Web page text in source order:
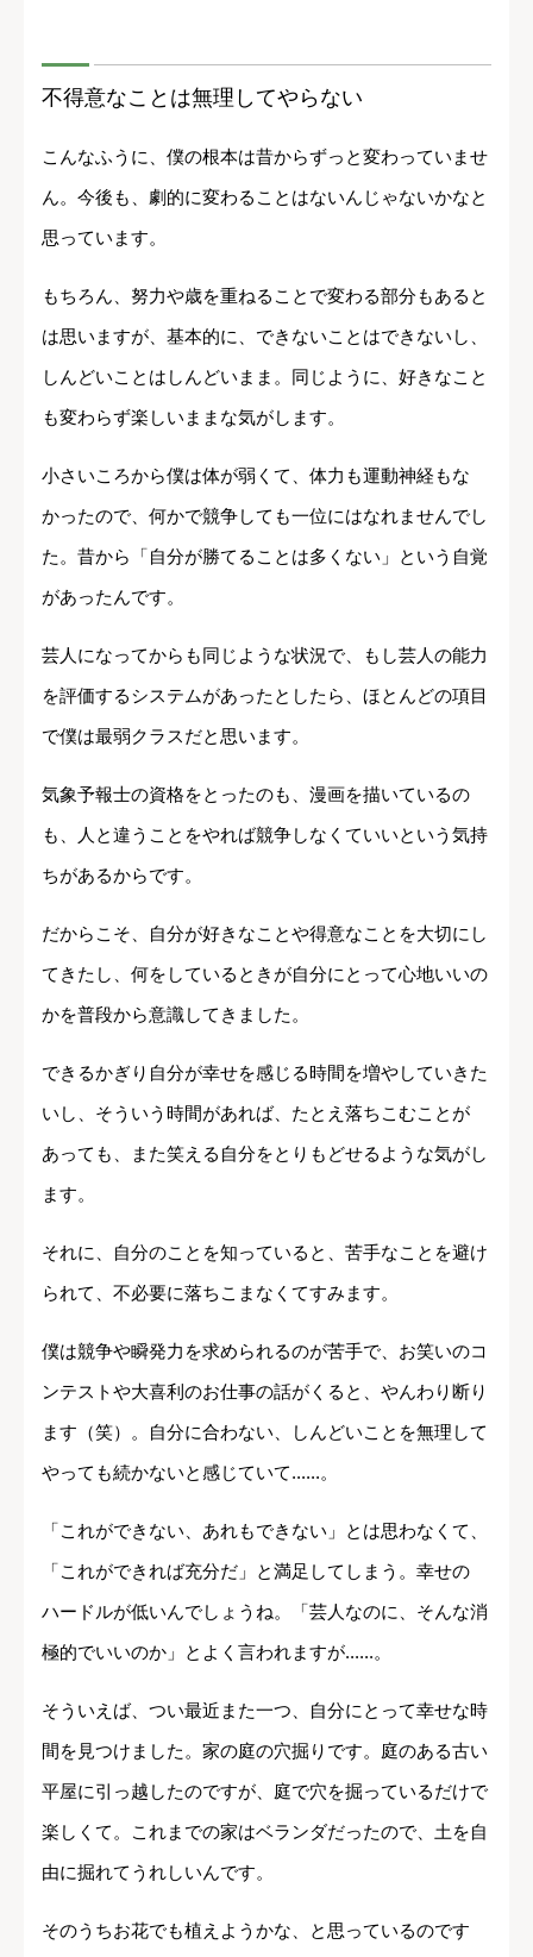
不得意なことは無理してやらない
こんなふうに、僕の根本は昔からずっと変わっていませ
ん。今後も、劇的に変わることはないんじゃないかなと
思っています。
もちろん、努力や歳を重ねることで変わる部分もあると
は思いますが、基本的に、できないことはできないし、
しんどいことはしんどいまま。同じように、好きなこと
も変わらず楽しいままな気がします。
小さいころから僕は体が弱くて、体力も運動神経もな
かったので、何かで競争しても一位にはなれませんでし
た。昔から「自分が勝てることは多くない」という自覚
があったんです。
芸人になってからも同じような状況で、もし芸人の能力
を評価するシステムがあったとしたら、ほとんどの項目
で僕は最弱クラスだと思います。
気象予報士の資格をとったのも、漫画を描いているの
も、人と違うことをやれば競争しなくていいという気持
ちがあるからです。
だからこそ、自分が好きなことや得意なことを大切にし
てきたし、何をしているときが自分にとって心地いいの
かを普段から意識してきました。
できるかぎり自分が幸せを感じる時間を増やしていきた
いし、そういう時間があれば、たとえ落ちこむことが
あっても、また笑える自分をとりもどせるような気がし
ます。
それに、自分のことを知っていると、苦手なことを避け
られて、不必要に落ちこまなくてすみます。
僕は競争や瞬発力を求められるのが苦手で、お笑いのコ
ンテストや大喜利のお仕事の話がくると、やんわり断り
ます（笑）。自分に合わない、しんどいことを無理して
やっても続かないと感じていて......。
「これができない、あれもできない」とは思わなくて、
「これができれば充分だ」と満足してしまう。幸せの
ハードルが低いんでしょうね。「芸人なのに、そんな消
極的でいいのか」とよく言われますが......。
そういえば、つい最近また一つ、自分にとって幸せな時
間を見つけました。家の庭の穴掘りです。庭のある古い
平屋に引っ越したのですが、庭で穴を掘っているだけで
楽しくて。これまでの家はベランダだったので、土を自
由に掘れてうれしいんです。
そのうちお花でも植えようかな、と思っているのです